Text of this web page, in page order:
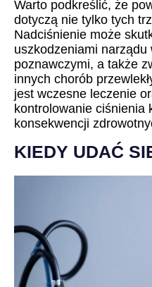
Warto podkreślić, że
dotyczą nie tylko tych
Nadciśnienie może
uszkodzeniami
poznawczymi, a także
innych chorób
jest wczesne leczenie
kontrolowanie ciśnienia
konsekwencji
KIEDY UDAĆ